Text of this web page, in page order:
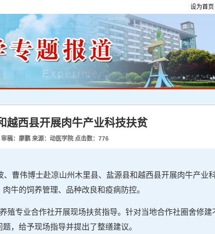
设为首页
越西县开展肉牛产业科技扶贫
稿：廖鹏 来源：动医学院 点击数： 776
曹伟博士赴凉山州木里县、盐源县和越西县开展肉牛产业
牛的饲养管理、品种改良和疫病防控。
殖专业合作社开展现场扶贫指导。针对当地合作社圈舍修建
，给予现场指导并提出了整缮建议。